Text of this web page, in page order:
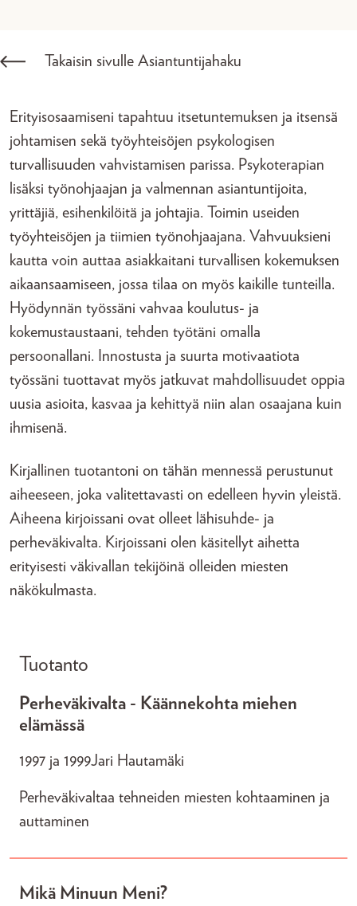
Takaisin sivulle Asiantuntijahaku
Erityisosaamiseni tapahtuu itsetuntemuksen ja itsensä
johtamisen sekä työyhteisöjen psykologisen
turvallisuuden vahvistamisen parissa. Psykoterapian
lisäksi työnohjaajan ja valmennan asiantuntijoita,
yrittäjiä, esihenkilöitä ja johtajia. Toimin useiden
työyhteisöjen ja tiimien työnohjaajana. Vahvuuksieni
kautta voin auttaa asiakkaitani turvallisen kokemuksen
aikaansaamiseen, jossa tilaa on myös kaikille tunteilla.
Hyödynnän työssäni vahvaa koulutus- ja
kokemustaustaani, tehden työtäni omalla
persoonallani. Innostusta ja suurta motivaatiota
työssäni tuottavat myös jatkuvat mahdollisuudet oppia
uusia asioita, kasvaa ja kehittyä niin alan osaajana kuin
ihmisenä.
Kirjallinen tuotantoni on tähän mennessä perustunut
aiheeseen, joka valitettavasti on edelleen hyvin yleistä.
Aiheena kirjoissani ovat olleet lähisuhde- ja
perheväkivalta. Kirjoissani olen käsitellyt aihetta
erityisesti väkivallan tekijöinä olleiden miesten
näkökulmasta.
Tuotanto
Perheväkivalta - Käännekohta miehen
elämässä
1997 ja 1999Jari Hautamäki
Perheväkivaltaa tehneiden miesten kohtaaminen ja
auttaminen
Mikä Minuun Meni?